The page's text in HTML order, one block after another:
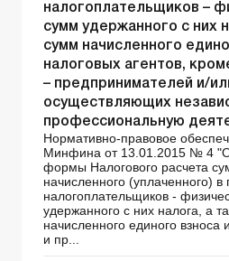
налогоплательщиков –
сумм удержанного с них
сумм начисленного
налоговых агентов,
– предпринимателей и/
осуществляющих
профессиональную
Нормативно-правовое
Минфина от 13.01.2015 № 4
формы Налогового расчета
начисленного (уплаченного) в
налогоплательщиков -
удержанного с них налога, а
начисленного единого взноса
и пр...